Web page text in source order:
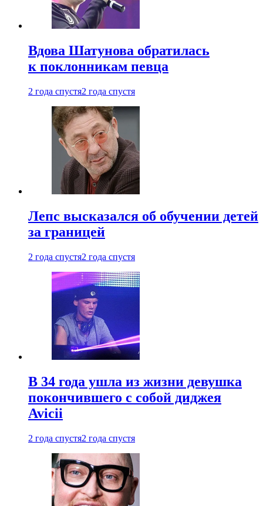
Вдова Шатунова обратилась
к поклонникам певца
2 года спустя2 года спустя
Лепс высказался об обучении детей
за границей
2 года спустя2 года спустя
В 34 года ушла из жизни девушка
покончившего с собой диджея
Avicii
2 года спустя2 года спустя